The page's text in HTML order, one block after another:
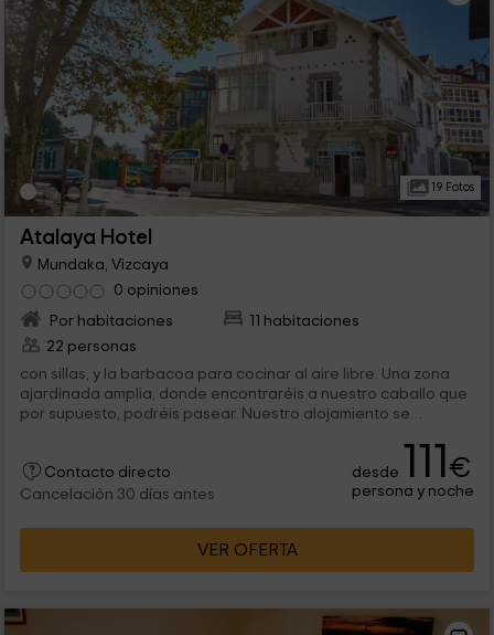
19 Fotos
Atalaya Hotel
Mundaka, Vizcaya
0 opiniones
Por habitaciones
11 habitaciones
22 personas
con sillas, y la barbacoa para cocinar al aire libre. Una zona
ajardinada amplia, donde encontraréis a nuestro caballo que
por supuesto, podréis pasear. Nuestro alojamiento se
Contacto directo
Cancelación 30 días antes
desde 111€
persona y noche
VER OFERTA